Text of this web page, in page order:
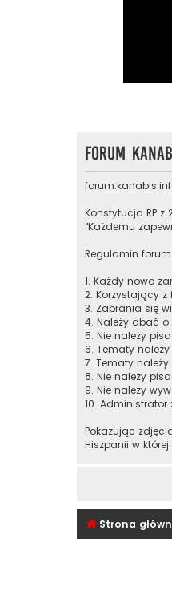
Forum
Konstytucja RP z
"Każdemu
Regulamin
1. Każdy nowo
2. Korzystający
3. Zabrania się
4. Należy dbać
5. Nie należy
6. Tematy
7. Tematy
8. Nie należy
9. Nie należy
10.
Pokazując
Hiszpanii w
Strona